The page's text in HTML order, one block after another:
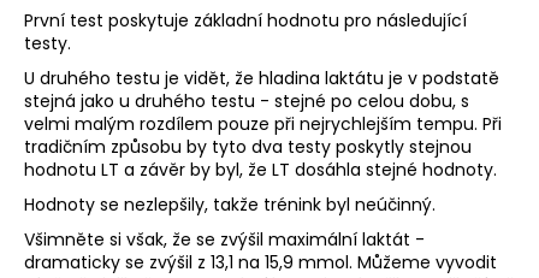
První test poskytuje základní hodnotu pro následující
testy.
U druhého testu je vidět, že hladina laktátu je v podstatě
stejná jako u druhého testu - stejné po celou dobu, s
velmi malým rozdílem pouze při nejrychlejším tempu. Při
tradičním způsobu by tyto dva testy poskytly stejnou
hodnotu LT a závěr by byl, že LT dosáhla stejné hodnoty.
Hodnoty se nezlepšily, takže trénink byl neúčinný.
Všimněte si však, že se zvýšil maximální laktát -
dramaticky se zvýšil z 13,1 na 15,9 mmol. Můžeme vyvodit